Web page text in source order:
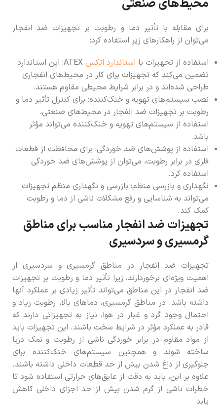
محیط‌های صنعتی
برای مقابله با تأثیر دما و رطوبت بر تجهیزات ضد انفجار
می‌توان از راهکارهای زیر استفاده کرد:
استفاده از تجهیزات با استاندارد اتکس
ATEX: این استاندارد
تضمین می‌کند که تجهیزات برای کار در محیط‌های انفجاری
طراحی شده‌اند و در برابر شرایط محیطی مقاوم هستند.
نصب سیستم‌های تهویه و خنک‌کننده: برای کنترل تأثیر دما و
رطوبت بر تجهیزات ضد انفجار در محیط‌های صنعتی،
استفاده از سیستم‌های تهویه و خنک‌کننده می‌تواند مؤثر
باشد.
استفاده از پوشش‌های ضد خوردگی: برای محافظت از قطعات
فلزی در برابر رطوبت، می‌توان از پوشش‌های ضد خوردگی
استفاده کرد.
نگهداری و بازرسی منظم: بازرسی و نگهداری منظم تجهیزات
می‌تواند به شناسایی و رفع مشکلات ناشی از دما و رطوبت
کمک کند.
تجهیزات ضد انفجار مناسب برای مناطق
گرمسیری و سردسیری
تجهیزات ضد انفجار در مناطق گرمسیری و سردسیری از
اهمیت ویژه‌ای برخوردارند، زیرا تأثیر دما و رطوبت بر تجهیزات
ضد انفجار در این مناطق می‌تواند تأثیر زیادی بر عملکرد آنها
داشته باشد. در مناطق گرمسیری، دماهای بالا، رطوبت زیاد و
احتمال وجود گرد و غبار در هوا، نیاز به تجهیزاتی دارند که
قادر به عملکرد مؤثر در شرایط سخت باشند. این تجهیزات باید
از مواد مقاوم در برابر خوردگی ناشی از رطوبت و نمک دریا
ساخته شوند و همچنین سیستم‌های خنک‌کننده برای
جلوگیری از داغ شدن بیش از حد قطعات داخلی داشته باشند.
علاوه بر این، باید به دقت از عایق‌های حرارتی استفاده شود تا
خطرات ناشی از گرم شدن بیش از حد اجزای داخلی کاهش
یابد.